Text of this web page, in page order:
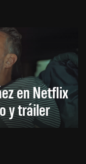
en Netflix
y tráiler